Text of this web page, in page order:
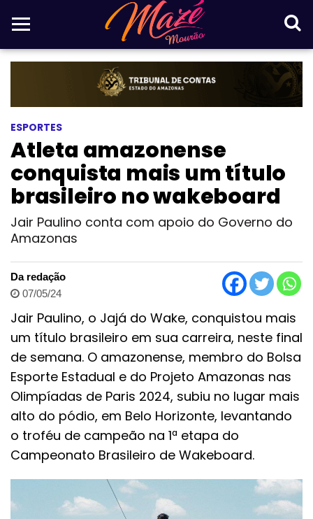
ESPORTES
Atleta amazonense
conquista mais um título
brasileiro no wakeboard
Jair Paulino conta com apoio do Governo do
Amazonas
Da redação
07/05/24
Jair Paulino, o Jajá do Wake, conquistou mais
um título brasileiro em sua carreira, neste final
de semana. O amazonense, membro do Bolsa
Esporte Estadual e do Projeto Amazonas nas
Olimpíadas de Paris 2024, subiu no lugar mais
alto do pódio, em Belo Horizonte, levantando
o troféu de campeão na 1ª etapa do
Campeonato Brasileiro de Wakeboard.